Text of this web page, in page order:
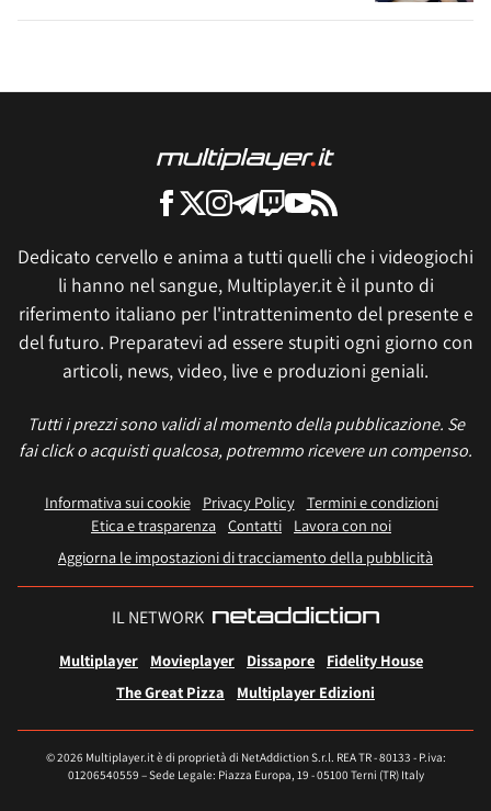
Dedicato cervello e anima a tutti quelli che i videogiochi
li hanno nel sangue, Multiplayer.it è il punto di
riferimento italiano per l'intrattenimento del presente e
del futuro. Preparatevi ad essere stupiti ogni giorno con
articoli, news, video, live e produzioni geniali.
Tutti i prezzi sono validi al momento della pubblicazione. Se
fai click o acquisti qualcosa, potremmo ricevere un compenso.
Informativa sui cookie Privacy Policy
Termini e condizioni
Etica e trasparenza Contatti
Lavora con noi
Aggiorna le impostazioni di tracciamento della pubblicità
IL NETWORK
Multiplayer Movieplayer Dissapore
Fidelity House
The Great Pizza
Multiplayer Edizioni
© 2026 Multiplayer.it è di proprietà di NetAddiction S.r.l. REA TR - 80133 - P.iva:
01206540559 – Sede Legale: Piazza Europa, 19 - 05100 Terni (TR) Italy